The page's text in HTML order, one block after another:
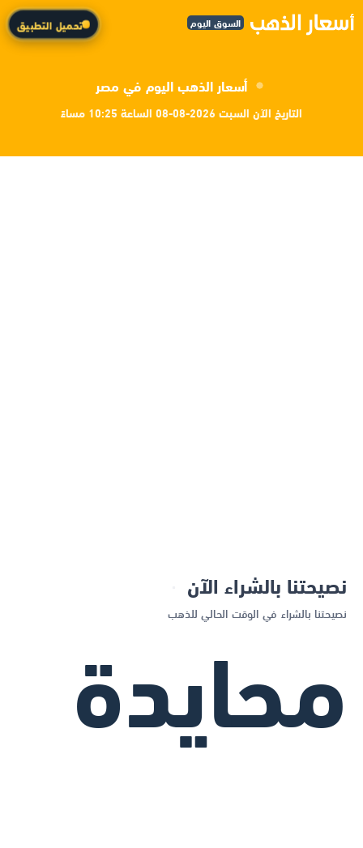
السوق اليوم تحميل التطبيق
أسعار الذهب اليوم في مصر
التاريخ الآن السبت 2026-08-08 الساعة 10:25 مساءً
نصيحتنا بالشراء الآن
نصيحتنا بالشراء في الوقت الحالي للذهب
محايدة